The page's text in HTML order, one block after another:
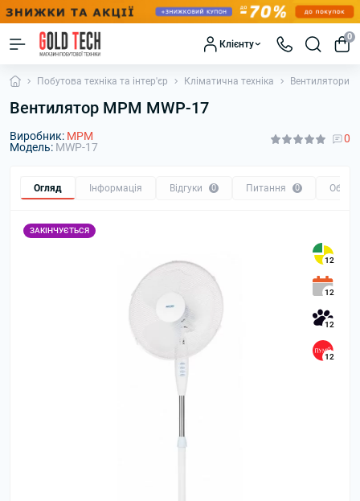
Клієнту
0
Побутова техніка та інтер'єр Кліматична техніка Вентилятори
Вентилятор MPM MWP-17
Виробник: MPM
Модель: MWP-17
0
Огляд Інформація Відгуки 0 Питання 0 Обмін
ЗАКІНЧУЄТЬСЯ
12
12
12
12